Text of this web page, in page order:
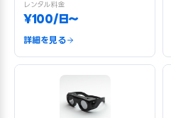
レンタル料金
¥100/日〜
詳細を見る